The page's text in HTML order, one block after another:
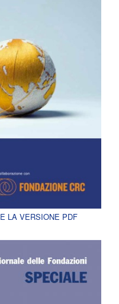
LA VERSIONE PDF